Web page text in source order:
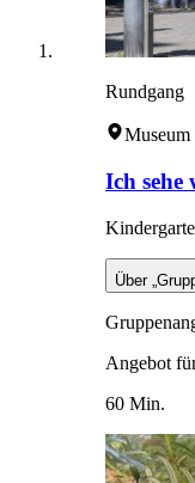
Rundgang
Museum
Ich sehe
Über
Angebot
60 Min.